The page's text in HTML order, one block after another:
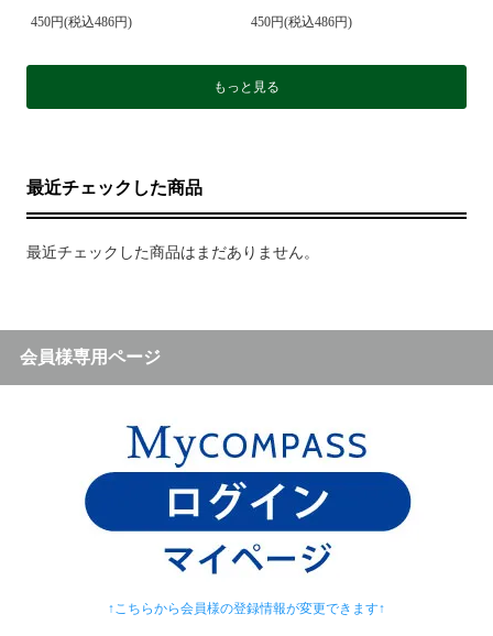
450円(税込486円) 450円(税込486円)
もっと見る
最近チェックした商品
最近チェックした商品はまだありません。
会員様専用ページ
↑こちらから会員様の登録情報が変更できます↑